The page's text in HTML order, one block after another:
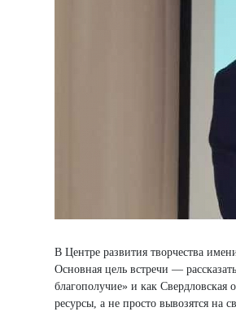
В Центре развития творчества
Основная цель встречи —
благополучие» и как Свердловская
ресурсы, а не просто вывозятся на